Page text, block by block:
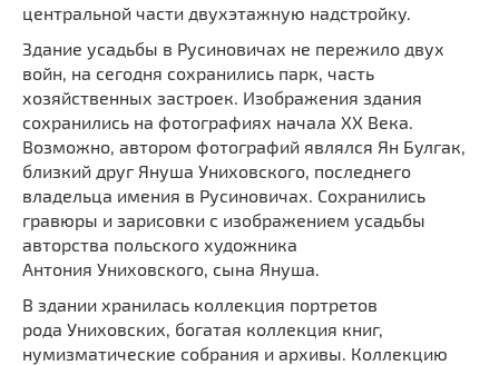
Церкви
Монастыри
Костелы
Мечети
Синагоги
Часовни
Кирхи
Кладбище
Театры
Галереи
Выберите населенный пункт
Выберите направление
центральной части двухэтажную надстройку.
Здание усадьбы в Русиновичах не пережило двух
войн, на сегодня сохранились парк, часть
хозяйственных застроек. Изображения здания
сохранились на фотографиях начала XX Века.
Возможно, автором фотографий являлся Ян Булгак,
близкий друг Януша Униховского, последнего
владельца имения в Русиновичах. Сохранились
гравюры и зарисовки с изображением усадьбы
авторства польского художника
Антония Униховского, сына Януша.
В здании хранилась коллекция портретов
рода Униховских, богатая коллекция книг,
нумизматические собрания и архивы. Коллекцию